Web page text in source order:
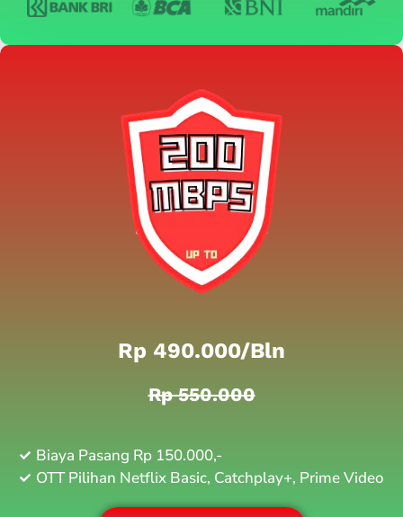
Rp 490.000/bln
Rp 550.000
Biaya Pasang Rp 150.000,-
OTT Pilihan Netflix Basic, Catchplay+, Prime Video